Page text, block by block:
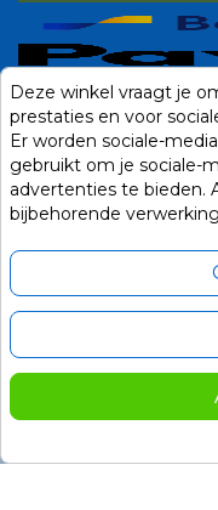
Deze winkel vraagt je
prestaties en voor
Er worden sociale-
gebruikt om je sociale-
advertenties te bieden.
bijbehorende